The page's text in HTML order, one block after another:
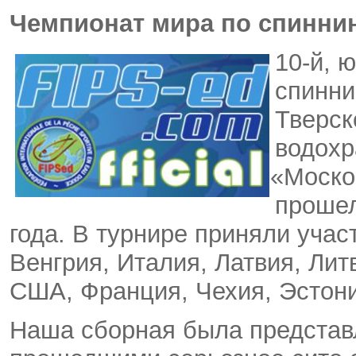
Чемпионат мира по
10-й,
«
года. В турнире приняли
Венгрия, Италия, Латвия,
США, Франция, Чехия,
Наша сборная была